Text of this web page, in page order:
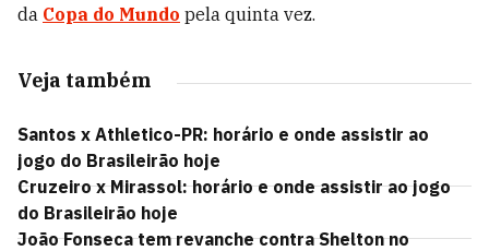
da Copa do Mundo pela quinta vez.
Veja também
Santos x Athletico-PR: horário e onde assistir ao
jogo do Brasileirão hoje
Cruzeiro x Mirassol: horário e onde assistir ao jogo
do Brasileirão hoje
João Fonseca tem revanche contra Shelton no